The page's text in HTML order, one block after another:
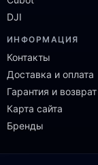
DJI
ИНФОРМАЦИЯ
Контакты
Доставка и оплата
Гарантия и возврат
Карта сайта
Бренды